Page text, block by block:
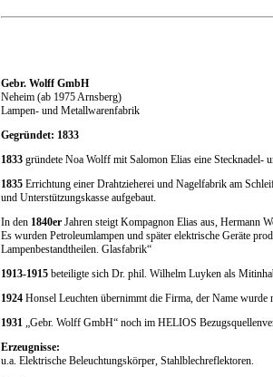
Gebr. Wolff GmbH
Neheim (ab 1975 Arnsberg)
Lampen- und Metallwarenfabrik
Gegründet: 1833
1833 gründete Noa Wolff mit Salomon Elias eine Stecknadel-
1835 Errichtung einer Drahtzieherei und Nagelfabrik am
und Unterstützungskasse aufgebaut.
In den 1840er Jahren steigt Kompagnon Elias aus, Hermann
Es wurden Petroleumlampen und später elektrische Geräte
Lampenbestandtheilen. Glasfabrik“
1913-1915 beteiligte sich Dr. phil. Wilhelm Luyken als
1924 Honsel Leuchten übernimmt die Firma, der Name wurde
1931 „Gebr. Wolff GmbH“ noch im HELIOS
Erzeugnisse:
u.a. Elektrische Beleuchtungskörper, Stahlblechreflektoren.